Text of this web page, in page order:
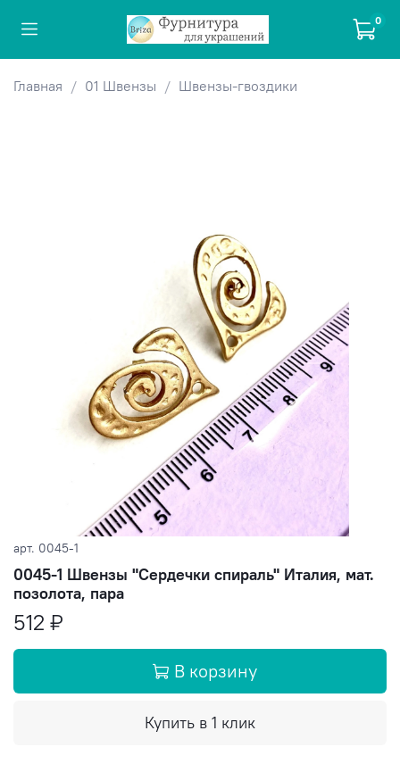
0
Главная 01 Швензы Швензы-гвоздики
арт. 0045-1
0045-1 Швензы "Сердечки спираль" Италия, мат.
позолота, пара
512 ₽
В корзину
Купить в 1 клик